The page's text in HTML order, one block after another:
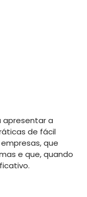
apresentar a
de fácil
que
e que, quando